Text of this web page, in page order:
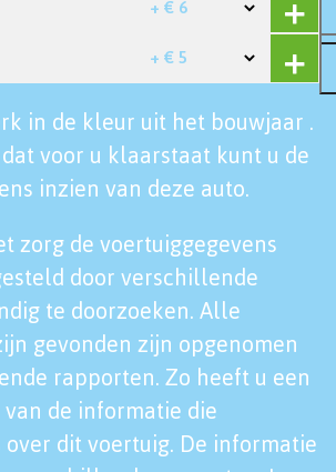
+ € 6
+ € 5
in de kleur uit het bouwjaar .
voor u klaarstaat kunt u de
inzien van deze auto.
zorg de voertuiggegevens
door verschillende
te doorzoeken. Alle
gevonden zijn opgenomen
rapporten. Zo heeft u een
de informatie die
over dit voertuig. De informatie